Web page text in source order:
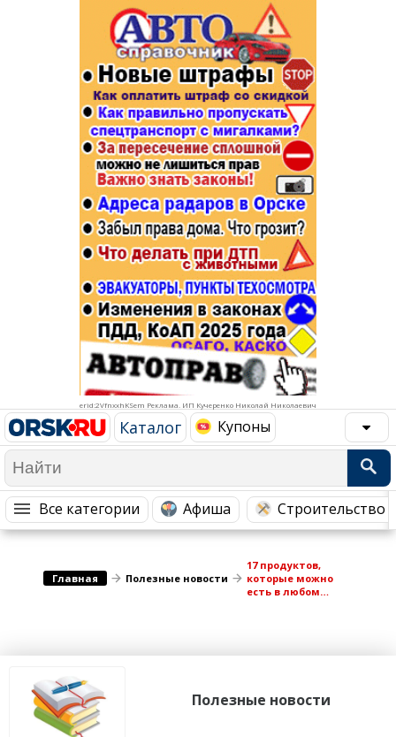
erid:2VfnxxhKSem Реклама. ИП Кучеренко Николай Николаевич
Каталог Купоны
Все категории Афиша Строительство
Афиша
Строительство и ремонт
Авто и мото
Рестораны, кафе, бары
Спорт Фитнес
Недвижимость
Красота Косметология
Медицина Здоровье
Путешествия, Туризм
Гостиницы
Образование
Бытовые услуги
Телекоммуникации и связь
Торговля
Бизнес и финансы
Юристы, Экспертиза, Страхование
Ремонт
Социальные организации
Это интересно
Администрация
Промышленность
Сельское хозяйство
Ветеринария, Зоотовары
Курьерская служба, Службы до...
Купоны
Популярное →
Строительство и ремонт
Главная Полезные новости
17 продуктов,
которые можно
есть в любом
Полезные новости